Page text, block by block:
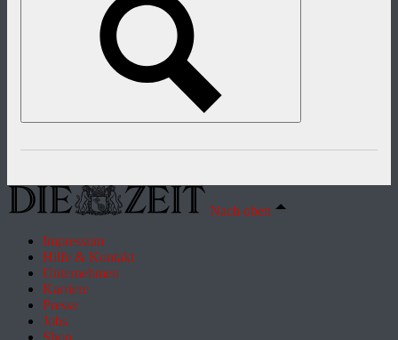
Nach oben
Impressum
Hilfe & Kontakt
Unternehmen
Karriere
Presse
Jobs